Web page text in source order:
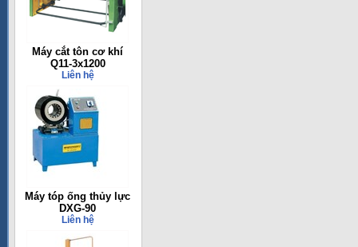
Máy cắt tôn cơ khí
Q11-3x1200
Liên hệ
Máy tóp ống thủy lực
DXG-90
Liên hệ